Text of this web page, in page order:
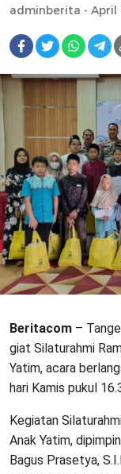
adminberita - April
Beritacom –
giat Silaturahmi
Yatim, acara
hari Kamis pukul
Kegiatan
Anak Yatim,
Bagus Prasetya,